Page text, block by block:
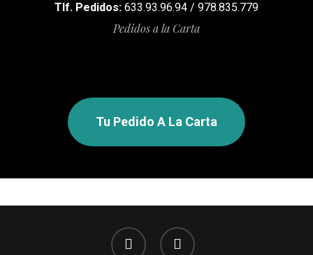
Tlf. Pedidos:633.93.96.94 / 978.835.779
Pedidos a la Carta
Tu Pedido A La Carta
facebook instagram